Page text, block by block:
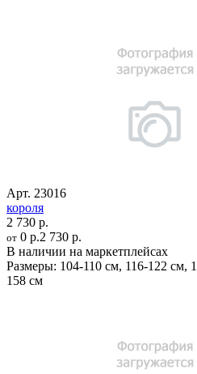
Арт. 23016
короля
2 730 р.
от 0 р.2 730 р.
В наличии на маркетплейсах
Размеры: 104-110 см, 116-122 см,
158 см